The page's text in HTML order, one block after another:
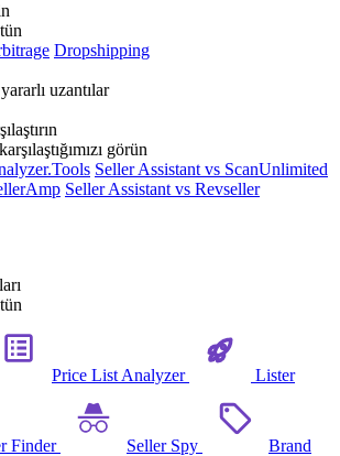
Dropshipping
uzantılar
görün
Seller Assistant vs ScanUnlimited
Seller Assistant vs Revseller
Price List Analyzer Lister
Finder Seller Spy Brand